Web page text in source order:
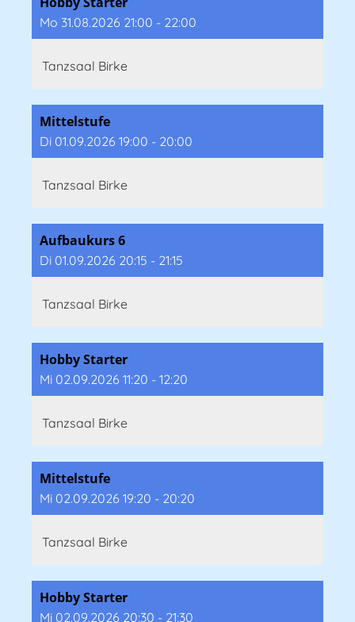
Mo 31.08.2026 21:00 - 22:00
Tanzsaal Birke
Mittelstufe
Di 01.09.2026 19:00 - 20:00
Tanzsaal Birke
Aufbaukurs 6
Di 01.09.2026 20:15 - 21:15
Tanzsaal Birke
Hobby Starter
Mi 02.09.2026 11:20 - 12:20
Tanzsaal Birke
Mittelstufe
Mi 02.09.2026 19:20 - 20:20
Tanzsaal Birke
Hobby Starter
Mi 02.09.2026 20:30 - 21:30